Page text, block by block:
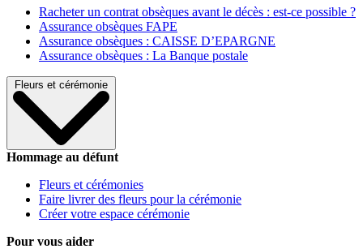
Racheter un contrat obsèques avant le décès : est-ce possible ?
Assurance obsèques FAPE
Assurance obsèques : CAISSE D’EPARGNE
Assurance obsèques : La Banque postale
Fleurs et cérémonie
Hommage au défunt
Fleurs et cérémonies
Faire livrer des fleurs pour la cérémonie
Créer votre espace cérémonie
Pour vous aider